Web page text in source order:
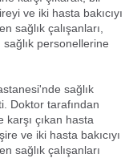
ve iki hasta bakıcıyı
sağlık çalışanları,
sağlık personellerine
sağlık
Doktor tarafından
karşı çıkan hasta
ve iki hasta bakıcıyı
sağlık çalışanları